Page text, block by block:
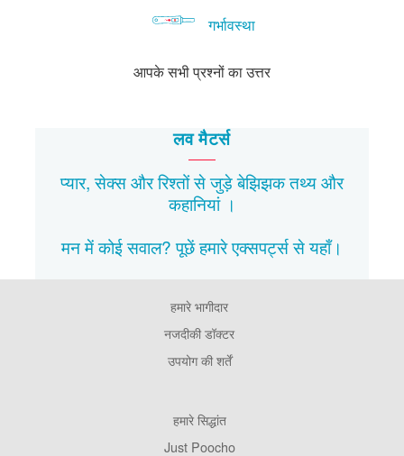
गर्भावस्था
आपके सभी प्रश्नों का उत्तर
लव मैटर्स
प्यार, सेक्स और रिश्तों से जुड़े बेझिझकतथ्यऔर
कहानियां।
मन में कोई सवाल? पूछें हमारे एक्सपर्ट्स सेयहाँ।
हमारे भागीदार
नजदीकी डॉक्टर
उपयोग की शर्तें
हमारे सिद्धांत
Just Poocho